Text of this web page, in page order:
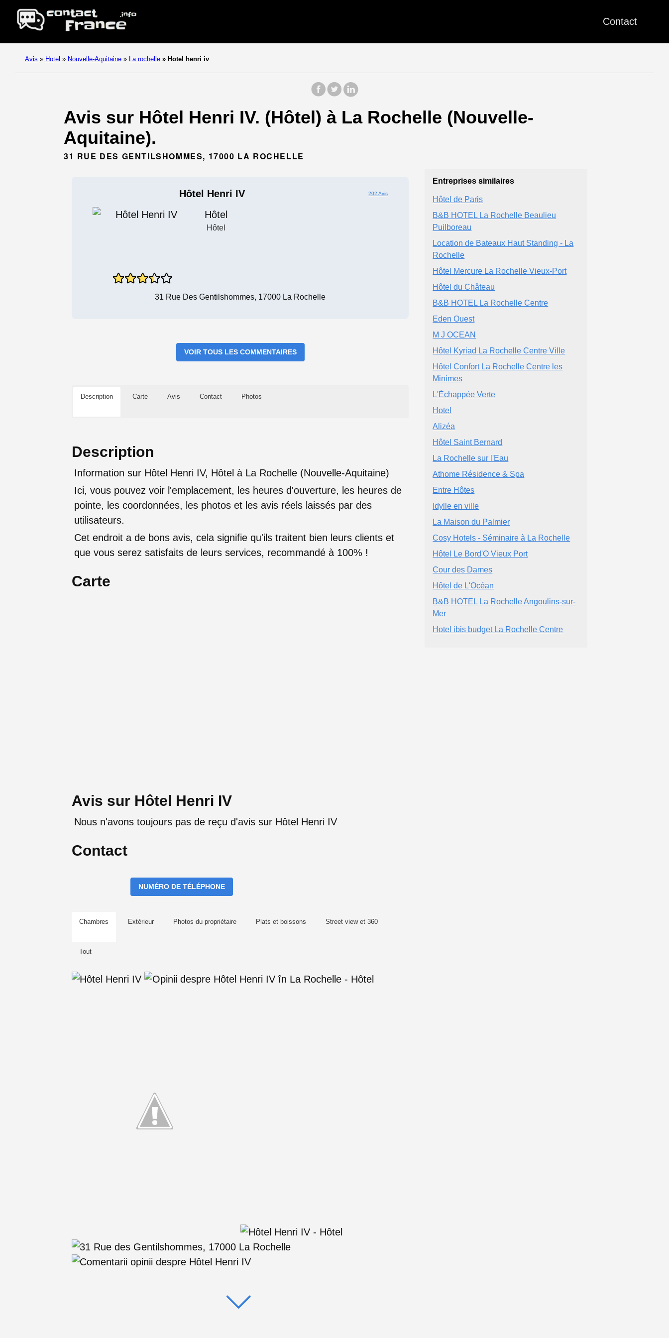
Contact
Avis » Hotel » Nouvelle-Aquitaine » La rochelle » Hotel henri iv
Avis sur Hôtel Henri IV. (Hôtel) à La Rochelle (Nouvelle-
Aquitaine).
31 RUE DES GENTILSHOMMES, 17000 LA ROCHELLE
Hôtel Henri IV 202 Avis
Hôtel
Hôtel
31 Rue Des Gentilshommes, 17000 La Rochelle
VOIR TOUS LES COMMENTAIRES
Description Carte Avis Contact Photos
Description
Information sur Hôtel Henri IV, Hôtel à La Rochelle (Nouvelle-Aquitaine)
Ici, vous pouvez voir l'emplacement, les heures d'ouverture, les heures de
pointe, les coordonnées, les photos et les avis réels laissés par des
utilisateurs.
Cet endroit a de bons avis, cela signifie qu'ils traitent bien leurs clients et
que vous serez satisfaits de leurs services, recommandé à 100% !
Carte
Avis sur Hôtel Henri IV
Nous n'avons toujours pas de reçu d'avis sur Hôtel Henri IV
Contact
NUMÉRO DE TÉLÉPHONE
Chambres Extérieur Photos du propriétaire Plats et boissons Street view et 360
Tout
Entreprises similaires
Hôtel de Paris
B&B HOTEL La Rochelle Beaulieu
Puilboreau
Location de Bateaux Haut Standing - La
Rochelle
Hôtel Mercure La Rochelle Vieux-Port
Hôtel du Château
B&B HOTEL La Rochelle Centre
Eden Ouest
M J OCEAN
Hôtel Kyriad La Rochelle Centre Ville
Hôtel Confort La Rochelle Centre les
Minimes
L'Échappée Verte
Hotel
Alizéa
Hôtel Saint Bernard
La Rochelle sur l'Eau
Athome Résidence & Spa
Entre Hôtes
Idylle en ville
La Maison du Palmier
Cosy Hotels - Séminaire à La Rochelle
Hôtel Le Bord'O Vieux Port
Cour des Dames
Hôtel de L'Océan
B&B HOTEL La Rochelle Angoulins-sur-
Mer
Hotel ibis budget La Rochelle Centre